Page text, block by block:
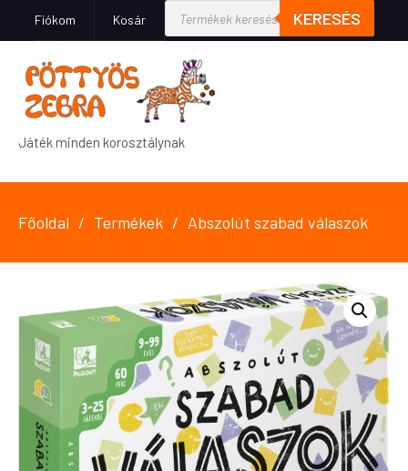
Fiókom Kosár KERESÉS
Játék minden korosztálynak
Főoldal Termékek Abszolút szabad válaszok